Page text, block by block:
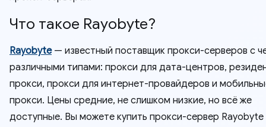
Что такое Rayobyte?
Rayobyte— известный поставщик прокси-серверов с
различными типами: прокси для дата-центров,
прокси, прокси для интернет-провайдеров и
прокси. Цены средние, не слишком низкие, но всё же
доступные. Вы можете купить прокси-сервер Rayobyte